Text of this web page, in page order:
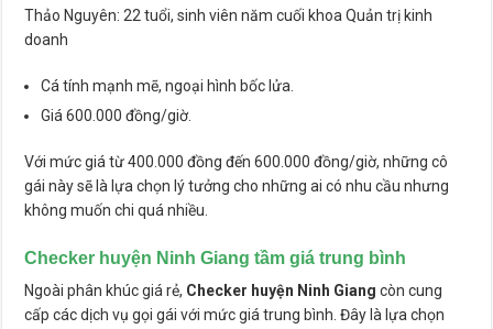
Thảo Nguyên: 22 tuổi, sinh viên năm cuối khoa Quản trị kinh
doanh
Cá tính mạnh mẽ, ngoại hình bốc lửa.
Giá 600.000 đồng/giờ.
Với mức giá từ 400.000 đồng đến 600.000 đồng/giờ, những cô
gái này sẽ là lựa chọn lý tưởng cho những ai có nhu cầu nhưng
không muốn chi quá nhiều.
Checker huyện Ninh Giang tầm giá trung bình
Ngoài phân khúc giá rẻ, Checker huyện Ninh Giang còn cung
cấp các dịch vụ gọi gái với mức giá trung bình. Đây là lựa chọn